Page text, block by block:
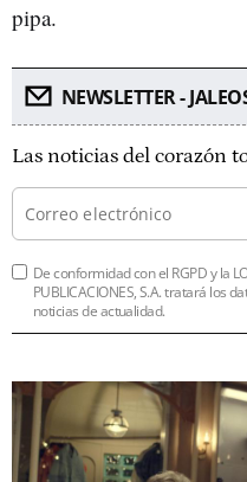
pipa.
NEWSLETTER -
Las noticias del corazón
De conformidad con el RGPD y la
PUBLICACIONES, S.A. tratará los
noticias de actualidad.